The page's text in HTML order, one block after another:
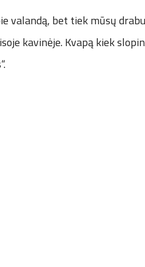
valandą, bet tiek mūsų
kavinėje. Kvapą kiek